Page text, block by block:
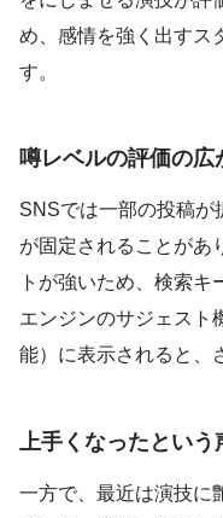
め、感情を強く出すス
す。
噂レベルの評価の広
SNSでは一部の投稿が
が固定されることがあ
トが強いため、検索
エンジンのサジェスト
能）に表示されると、
上手くなったという
一方で、最近は演技に